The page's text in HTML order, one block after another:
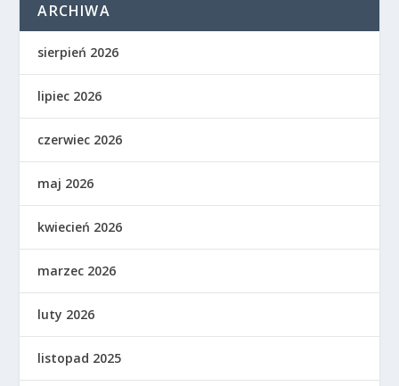
ARCHIWA
sierpień 2026
lipiec 2026
czerwiec 2026
maj 2026
kwiecień 2026
marzec 2026
luty 2026
listopad 2025